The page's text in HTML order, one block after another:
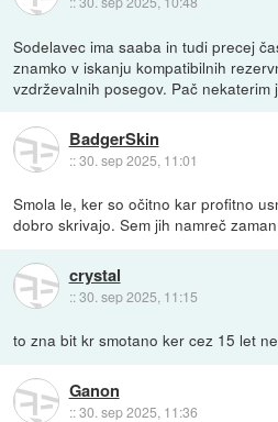
Sodelavec ima saaba in tudi precej
znamko v iskanju kompatibilnih
vzdrževalnih posegov. Pač nekaterim
BadgerSkin
::30. sep 2025, 11:01
Smola le, ker so očitno kar profitno
dobro skrivajo. Sem jih namreč
crystal
::30. sep 2025, 11:15
to zna bit kr smotano ker cez 15 let
Ganon
::30. sep 2025, 11:36